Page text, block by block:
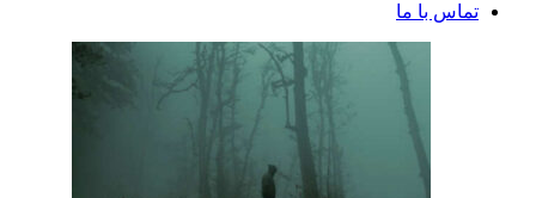
تماس با ما